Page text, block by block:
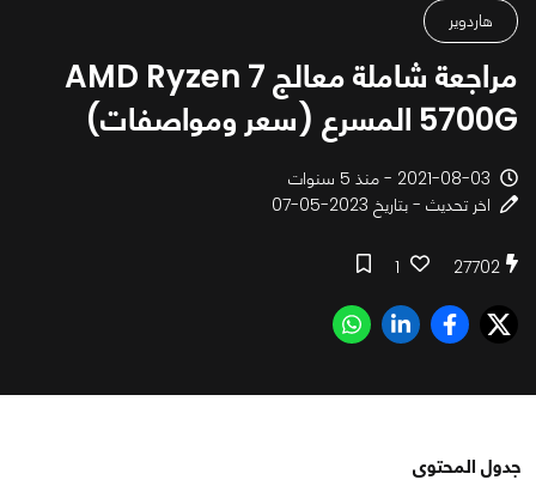
هاردوير
مراجعة شاملة معالج AMD Ryzen 7
5700G المسرع (سعر ومواصفات)
2021-08-03 - منذ 5 سنوات
اخر تحديث - بتاريخ 2023-05-07
27702
1
جدول المحتوى